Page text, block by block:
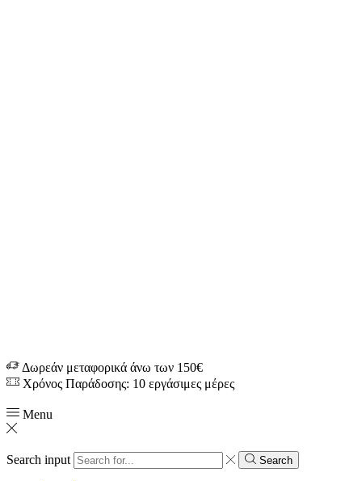
Δωρεάν μεταφορικά άνω των 150€
Χρόνος Παράδοσης: 10 εργάσιμες μέρες
Menu
Search input Search